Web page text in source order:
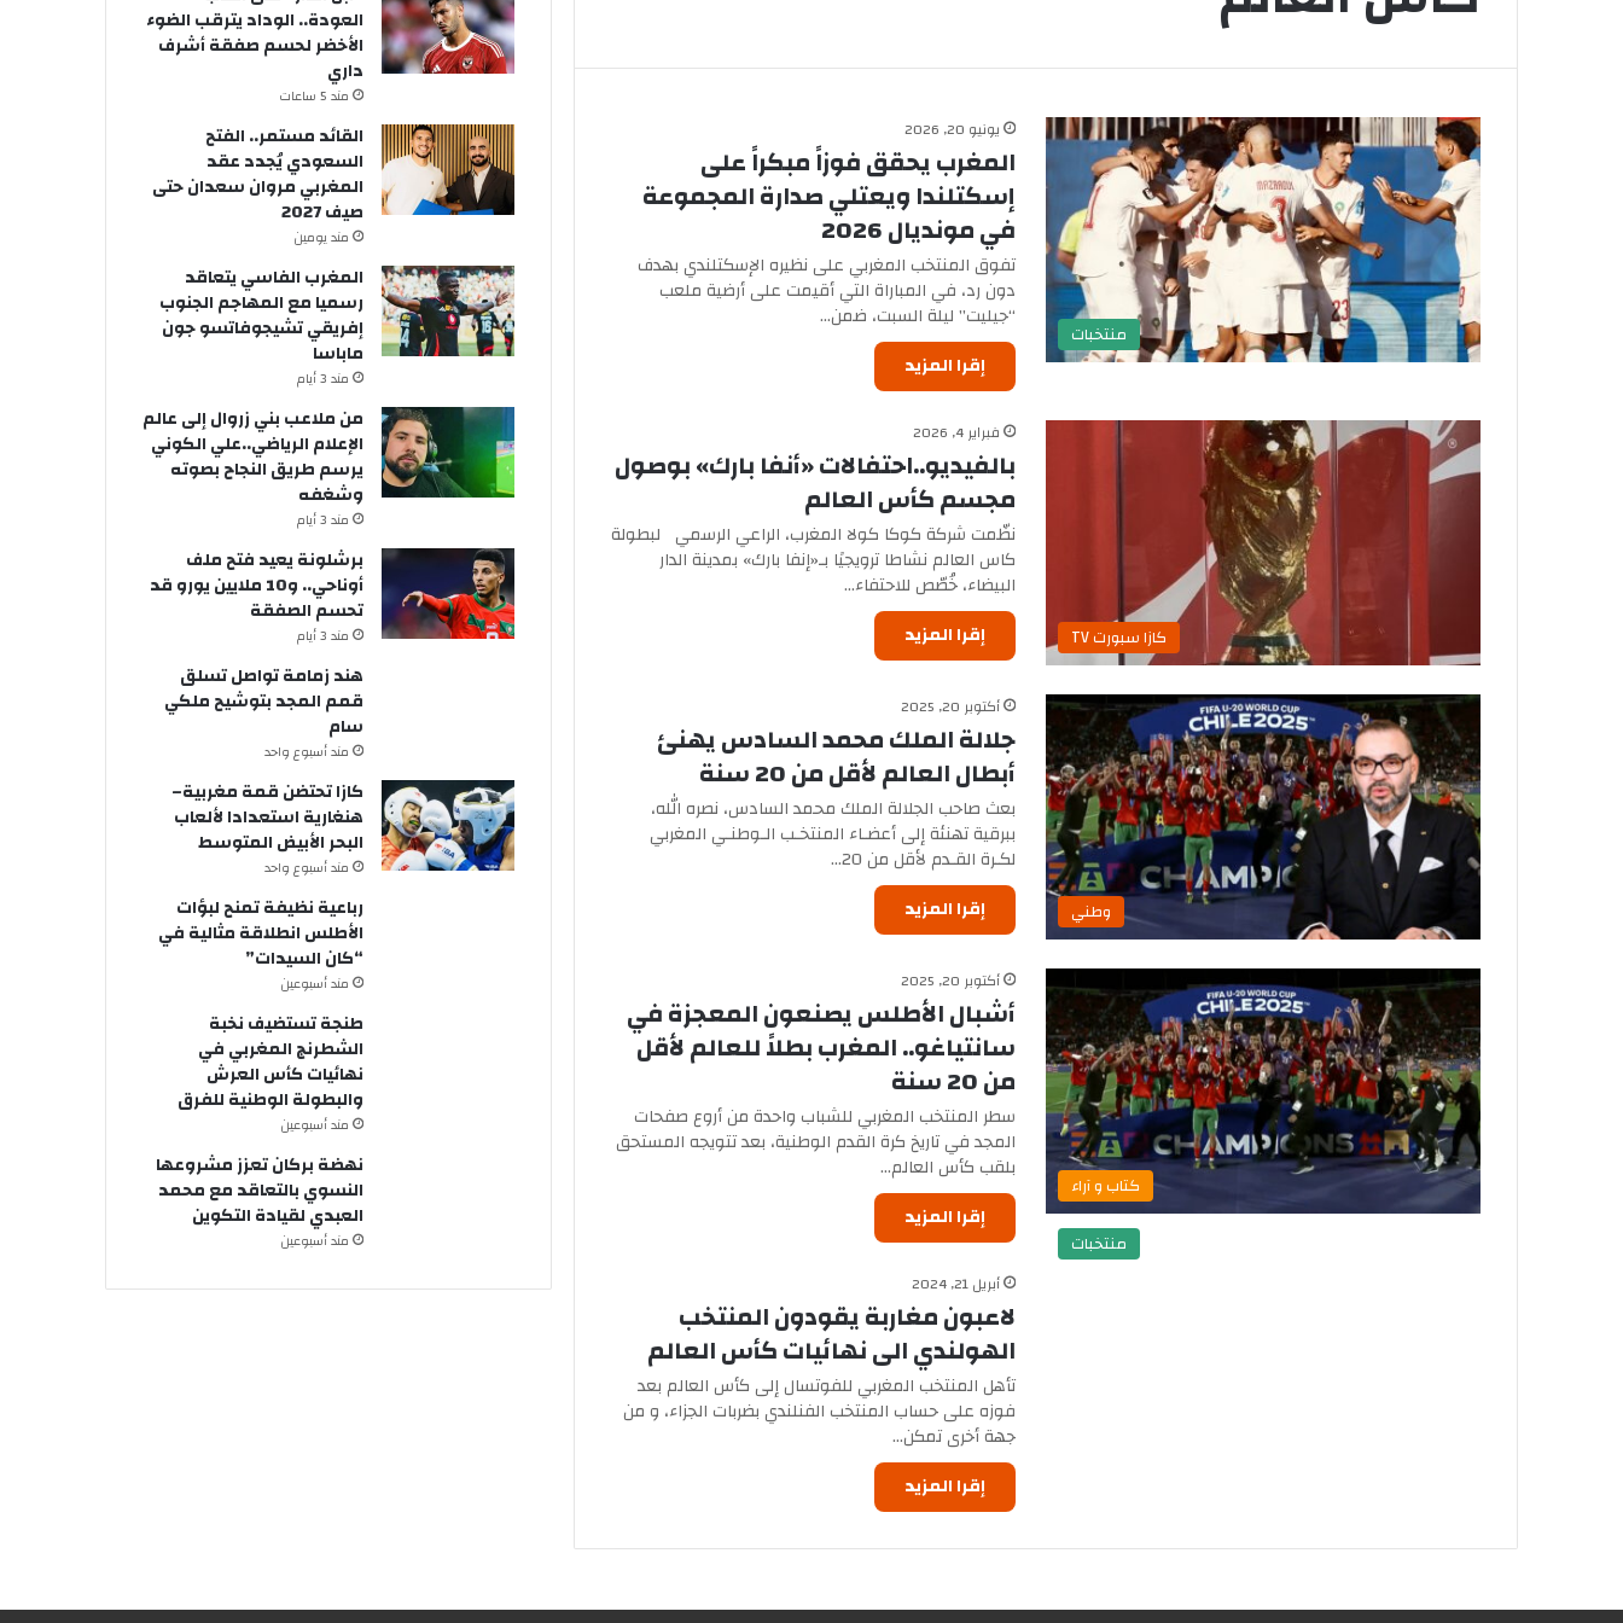
منتخبات
يونيو 20, 2026
المغرب يحقق فوزاً مبكراً على
إسكتلندا ويعتلي صدارة المجموعة
في مونديال 2026
تفوق المنتخب المغربي على نظيره الإسكتلندي بهدف
دون رد، في المباراة التي أقيمت على أرضية ملعب
“جيليت” ليلة السبت، ضمن…
إقرا المزيد
كازا سبورت TV
فبراير 4, 2026
بالفيديو..احتفالات «أنفا بارك» بوصول
مجسم كأس العالم
نظّمت شركة كوكا كولا المغرب، الراعي الرسمي لبطولة
كاس العالم نشاطا ترويجيًا بـ«إنفا بارك» بمدينة الدار
البيضاء، خُصّص للاحتفاء…
إقرا المزيد
وطني
أكتوبر 20, 2025
جلالة الملك محمد السادس يهنئ
أبطال العالم لأقل من 20 سنة
بعث صاحب الجلالة الملك محمد السادس، نصره الله،
ببرقية تهنئة إلى أعضـاء المنتخـب الـوطنـي المغربي
لكـرة القـدم لأقل من 20…
إقرا المزيد
كتاب و آراء
أكتوبر 20, 2025
أشبال الأطلس يصنعون المعجزة في
سانتياغو.. المغرب بطلاً للعالم لأقل
من 20 سنة
سطر المنتخب المغربي للشباب واحدة من أروع صفحات
المجد في تاريخ كرة القدم الوطنية، بعد تتويجه المستحق
بلقب كأس العالم…
إقرا المزيد
منتخبات
أبريل 21, 2024
لاعبون مغاربة يقودون المنتخب
الهولندي الى نهائيات كأس العالم
تأهل المنتخب المغربي للفوتسال إلى كأس العالم بعد
فوزه على حساب المنتخب الفنلندي بضربات الجزاء، و من
جهة أخرى تمكن…
إقرا المزيد
العودة.. الوداد يترقب الضوء
الأخضر لحسم صفقة أشرف
داري
مند 5 ساعات
القائد مستمر.. الفتح
السعودي يُجدد عقد
المغربي مروان سعدان حتى
صيف 2027
مند يومين
المغرب الفاسي يتعاقد
رسميا مع المهاجم الجنوب
إفريقي تشيجوفاتسو جون
ماباسا
مند 3 أيام
من ملاعب بني زروال إلى عالم
الإعلام الرياضي..علي الكوني
يرسم طريق النجاح بصوته
وشغفه
مند 3 أيام
برشلونة يعيد فتح ملف
أوناحي.. و10 ملايين يورو قد
تحسم الصفقة
مند 3 أيام
هند زمامة تواصل تسلق
قمم المجد بتوشيح ملكي
سام
مند أسبوع واحد
كازا تحتضن قمة مغربية–
هنغارية استعدادا لألعاب
البحر الأبيض المتوسط
مند أسبوع واحد
رباعية نظيفة تمنح لبؤات
الأطلس انطلاقة مثالية في
“كان السيدات”
مند أسبوعين
طنجة تستضيف نخبة
الشطرنج المغربي في
نهائيات كأس العرش
والبطولة الوطنية للفرق
مند أسبوعين
نهضة بركان تعزز مشروعها
النسوي بالتعاقد مع محمد
العبدي لقيادة التكوين
مند أسبوعين